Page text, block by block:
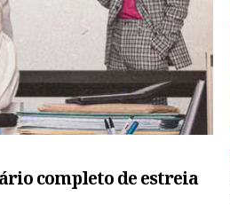
completo de estreia